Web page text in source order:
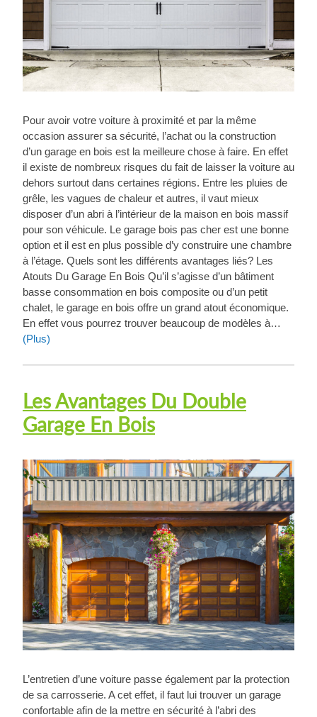
Pour avoir votre voiture à proximité et par la même
occasion assurer sa sécurité, l’achat ou la construction
d’un garage en bois est la meilleure chose à faire. En effet
il existe de nombreux risques du fait de laisser la voiture au
dehors surtout dans certaines régions. Entre les pluies de
grêle, les vagues de chaleur et autres, il vaut mieux
disposer d’un abri à l’intérieur de la maison en bois massif
pour son véhicule. Le garage bois pas cher est une bonne
option et il est en plus possible d’y construire une chambre
à l’étage. Quels sont les différents avantages liés? Les
Atouts Du Garage En Bois Qu’il s’agisse d’un bâtiment
basse consommation en bois composite ou d’un petit
chalet, le garage en bois offre un grand atout économique.
En effet vous pourrez trouver beaucoup de modèles à…
(Plus)
Les Avantages Du Double
Garage En Bois
L’entretien d’une voiture passe également par la protection
de sa carrosserie. A cet effet, il faut lui trouver un garage
confortable afin de la mettre en sécurité à l’abri des